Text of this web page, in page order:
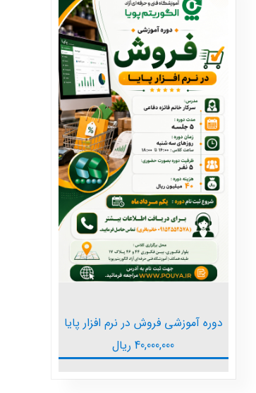
دوره آموزشی فروش در نرم افزار پایا
40,000,000 ریال